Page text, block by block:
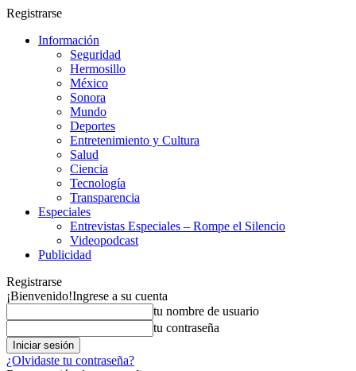
Registrarse
Información
Seguridad
Hermosillo
México
Sonora
Mundo
Deportes
Entretenimiento y Cultura
Salud
Ciencia
Tecnología
Transparencia
Especiales
Entrevistas Especiales – Rompe el Silencio
Videopodcast
Publicidad
Registrarse
¡Bienvenido!Ingrese a su cuenta
tu nombre de usuario
tu contraseña
¿Olvidaste tu contraseña?